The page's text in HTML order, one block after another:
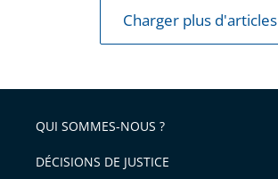
Charger plus d'articles
QUI SOMMES-NOUS ?
DÉCISIONS DE JUSTICE